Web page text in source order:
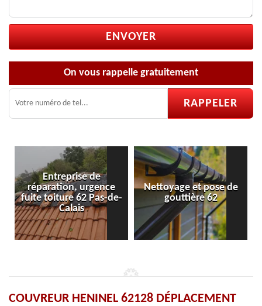
On vous rappelle gratuitement
Entreprise de
réparation, urgence
toiture 62 Pas-de-
Calais
Nettoyage et pose de
gouttière 62
Pose
COUVREUR HENINEL 62128 DÉPLACEMENT